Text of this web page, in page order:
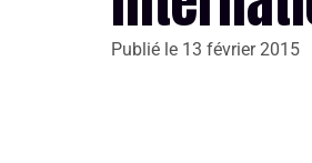
Publié le 13 février 2015